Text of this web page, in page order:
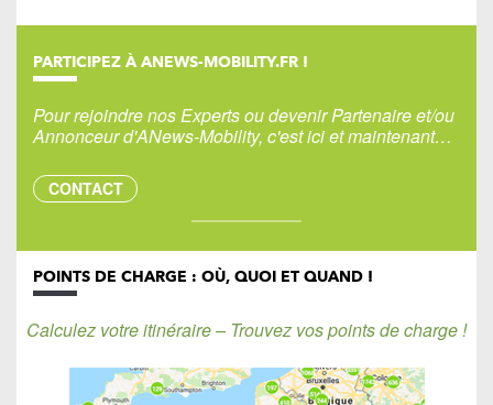
PARTICIPEZ À ANEWS-MOBILITY.FR !
Pour rejoindre nos Experts ou devenir Partenaire et/ou
Annonceur d'ANews-Mobility, c'est ici et maintenant…
CONTACT
POINTS DE CHARGE : OÙ, QUOI ET QUAND !
Calculez votre itinéraire – Trouvez vos points de charge !